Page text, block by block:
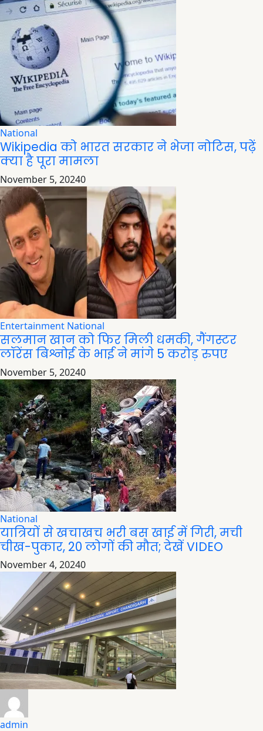
National
Wikipedia को भारत सरकार ने भेजा नोटिस, पढ़ें
क्या है पूरा मामला
November 5, 20240
Entertainment National
सलमान खान को फिर मिली धमकी, गैंगस्टर
लॉरेंस बिश्नोई के भाई ने मांगे 5 करोड़ रुपए
November 5, 20240
National
यात्रियों से खचाखच भरी बस खाई में गिरी, मची
चीख-पुकार, 20 लोगों की मौत; देखें VIDEO
November 4, 20240
admin